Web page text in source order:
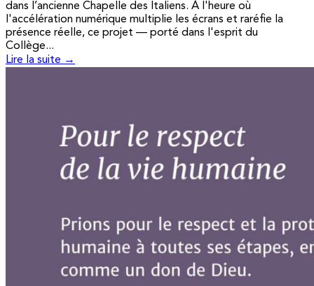
dans l’ancienne Chapelle des Italiens. À l'heure où
l'accélération numérique multiplie les écrans et raréfie la
présence réelle, ce projet — porté dans l'esprit du
Collège...
Lire la suite →